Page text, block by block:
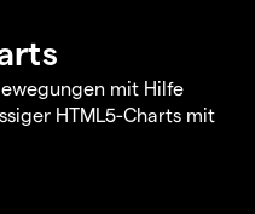
mit Hilfe
HTML5-Charts mit